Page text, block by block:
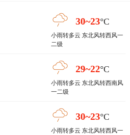
30~23°C
小雨转多云 东北风转西风一
二级
29~22°C
小雨转多云 东北风转西南风
一二级
30~23°C
小雨转多云 东北风转西风一